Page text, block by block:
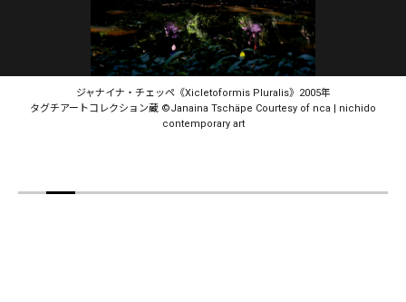
ジャナイナ・チェッペ《Xicletoformis Pluralis》2005年
タグチアートコレクション蔵 ©︎Janaina Tschäpe Courtesy of nca | nichido
contemporary art